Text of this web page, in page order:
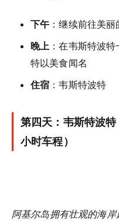
下午 ：继续前往美
晚上 ：在韦斯特波
特以美食闻名
住宿 ：韦斯特波特
第四天：韦斯特波
小时车程）
阿基尔岛拥有壮观的海